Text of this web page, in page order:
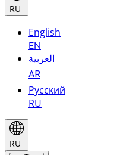
RU
English
EN
العربية
AR
Русский
RU
RU